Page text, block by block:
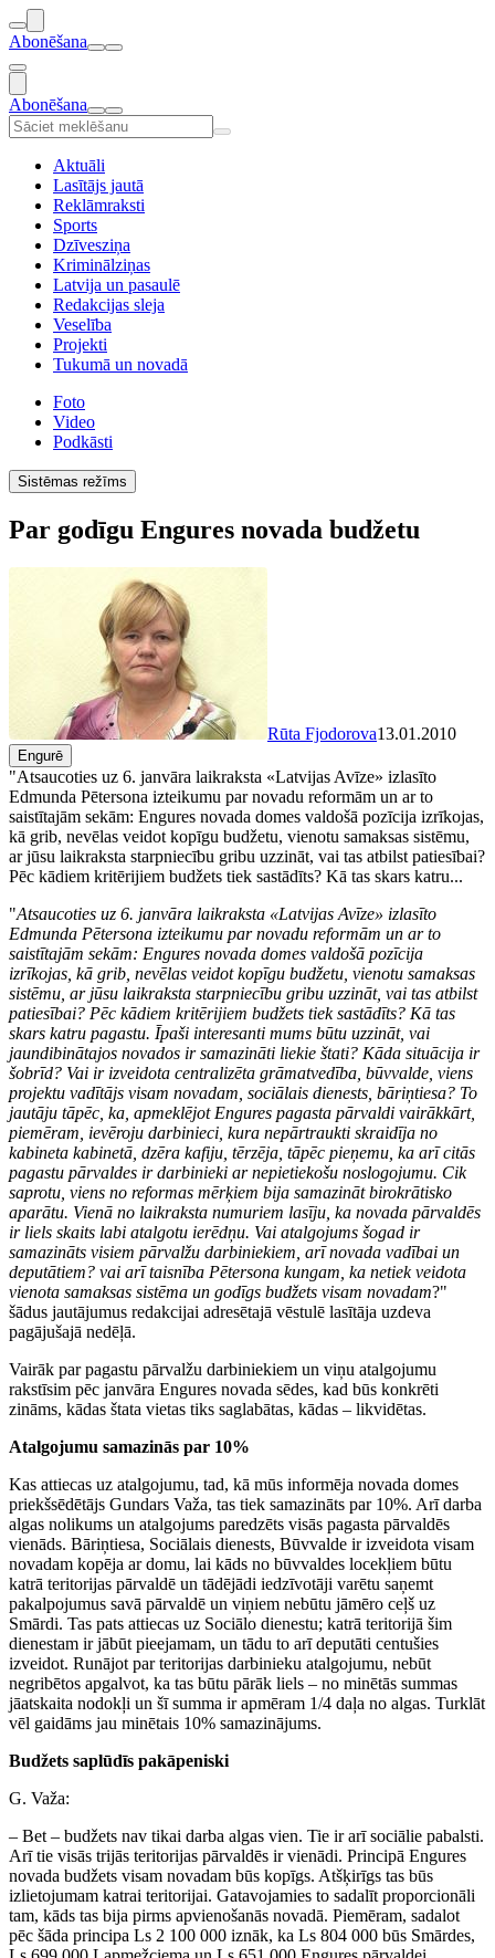
Abonēšana
Abonēšana
Aktuāli
Lasītājs jautā
Reklāmraksti
Sports
Dzīvesziņa
Kriminālziņas
Latvija un pasaulē
Redakcijas sleja
Veselība
Projekti
Tukumā un novadā
Foto
Video
Podkāsti
Sistēmas režīms
Par godīgu Engures novada budžetu
Rūta Fjodorova13.01.2010
Engurē
"Atsaucoties uz 6. janvāra laikraksta «Latvijas Avīze» izlasīto
Edmunda Pētersona izteikumu par novadu reformām un ar to
saistītajām sekām: Engures novada domes valdošā pozīcija izrīkojas,
kā grib, nevēlas veidot kopīgu budžetu, vienotu samaksas sistēmu,
ar jūsu laikraksta starpniecību gribu uzzināt, vai tas atbilst patiesībai?
Pēc kādiem kritērijiem budžets tiek sastādīts? Kā tas skars katru...
"Atsaucoties uz 6. janvāra laikraksta «Latvijas Avīze» izlasīto
Edmunda Pētersona izteikumu par novadu reformām un ar to
saistītajām sekām: Engures novada domes valdošā pozīcija
izrīkojas, kā grib, nevēlas veidot kopīgu budžetu, vienotu samaksas
sistēmu, ar jūsu laikraksta starpniecību gribu uzzināt, vai tas atbilst
patiesībai? Pēc kādiem kritērijiem budžets tiek sastādīts? Kā tas
skars katru pagastu. Īpaši interesanti mums būtu uzzināt, vai
jaundibinātajos novados ir samazināti liekie štati? Kāda situācija ir
šobrīd? Vai ir izveidota centralizēta grāmatvedība, būvvalde, viens
projektu vadītājs visam novadam, sociālais dienests, bāriņtiesa? To
jautāju tāpēc, ka, apmeklējot Engures pagasta pārvaldi vairākkārt,
piemēram, ievēroju darbinieci, kura nepārtraukti skraidīja no
kabineta kabinetā, dzēra kafiju, tērzēja, tāpēc pieņemu, ka arī citās
pagastu pārvaldes ir darbinieki ar nepietiekošu noslogojumu. Cik
saprotu, viens no reformas mērķiem bija samazināt birokrātisko
aparātu. Vienā no laikraksta numuriem lasīju, ka novada pārvaldēs
ir liels skaits labi atalgotu ierēdņu. Vai atalgojums šogad ir
samazināts visiem pārvalžu darbiniekiem, arī novada vadībai un
deputātiem? vai arī taisnība Pētersona kungam, ka netiek veidota
vienota samaksas sistēma un godīgs budžets visam novadam?"
šādus jautājumus redakcijai adresētajā vēstulē lasītāja uzdeva
pagājušajā nedēļā.
Vairāk par pagastu pārvalžu darbiniekiem un viņu atalgojumu
rakstīsim pēc janvāra Engures novada sēdes, kad būs konkrēti
zināms, kādas štata vietas tiks saglabātas, kādas – likvidētas.
Atalgojumu samazinās par 10%
Kas attiecas uz atalgojumu, tad, kā mūs informēja novada domes
priekšsēdētājs Gundars Važa, tas tiek samazināts par 10%. Arī darba
algas nolikums un atalgojums paredzēts visās pagasta pārvaldēs
vienāds. Bāriņtiesa, Sociālais dienests, Būvvalde ir izveidota visam
novadam kopēja ar domu, lai kāds no būvvaldes locekļiem būtu
katrā teritorijas pārvaldē un tādējādi iedzīvotāji varētu saņemt
pakalpojumus savā pārvaldē un viņiem nebūtu jāmēro ceļš uz
Smārdi. Tas pats attiecas uz Sociālo dienestu; katrā teritorijā šim
dienestam ir jābūt pieejamam, un tādu to arī deputāti centušies
izveidot. Runājot par teritorijas darbinieku atalgojumu, nebūt
negribētos apgalvot, ka tas būtu pārāk liels – no minētās summas
jāatskaita nodokļi un šī summa ir apmēram 1/4 daļa no algas. Turklāt
vēl gaidāms jau minētais 10% samazinājums.
Budžets saplūdīs pakāpeniski
G. Važa:
– Bet – budžets nav tikai darba algas vien. Tie ir arī sociālie pabalsti.
Arī tie visās trijās teritorijas pārvaldēs ir vienādi. Principā Engures
novada budžets visam novadam būs kopīgs. Atšķirīgs tas būs
izlietojumam katrai teritorijai. Gatavojamies to sadalīt proporcionāli
tam, kāds tas bija pirms apvienošanās novadā. Piemēram, sadalot
pēc šāda principa Ls 2 100 000 iznāk, ka Ls 804 000 būs Smārdes,